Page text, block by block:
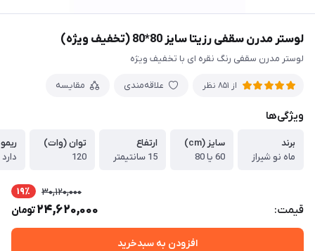
لوستر مدرن سقفی رزیتا سایز 80*80 (تخفیف ویژه)
لوستر مدرن سقفی رنگ نقره ای با تخفیف ویژه
از 851 نظر علاقه‌مندی مقایسه
ویژگی‌ها
برند
ماه نو شیراز
سایز (cm)
60 یا 80
ارتفاع
15 سانتیمتر
توان (وات)
120
دارد
قیمت:
30,120,000 19٪
24,620,000تومان
افزودن به سبدخرید